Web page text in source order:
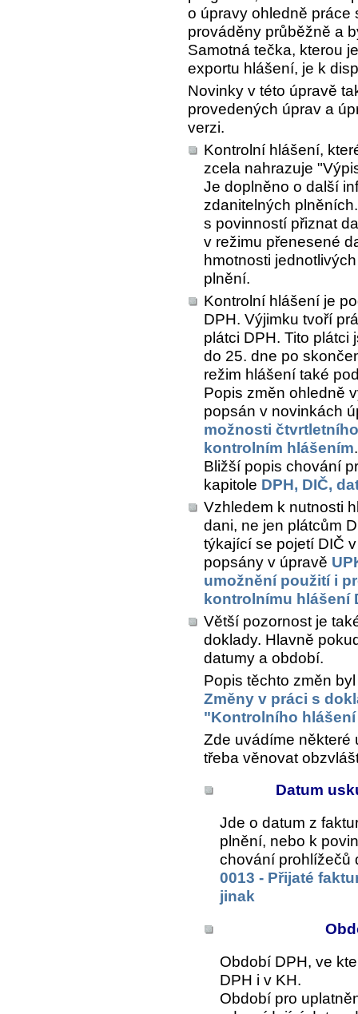
o úpravy ohledně práce
prováděny průběžně a
Samotná tečka, kterou
exportu hlášení, je k
Novinky v této úpravě
provedených úprav a
verzi.
Kontrolní hlášení,
zcela nahrazuje
Je doplněno o další
zdanitelných
s povinností přiznat
v režimu přenesené
hmotnosti
plnění.
Kontrolní hlášení je
DPH. Výjimku tvoří
plátci DPH. Tito
do 25. dne po
režim hlášení také
Popis změn ohledně
popsán v novinkách
možnosti
kontrolním hlášením.
Bližší popis chování
kapitole DPH, DIČ,
Vzhledem k nutnosti
dani, ne jen plátcům
týkající se pojetí DIČ
popsány v úpravě
umožnění použití i
kontrolnímu hlášení
Větší pozornost je
doklady. Hlavně
datumy a období.
Popis těchto změn
Změny v práci s
"Kontrolního hlášení
Zde uvádíme některé
třeba věnovat
Datum
Jde o datum z
plnění, nebo k
chování prohlížečů
0013 - Přijaté
jinak
Období DPH, ve
DPH i v KH.
Období pro